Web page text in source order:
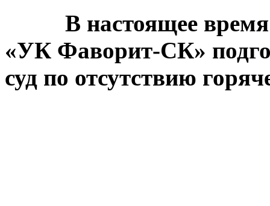
В настоящее время
«УК Фаворит-СК»
суд по отсутствию